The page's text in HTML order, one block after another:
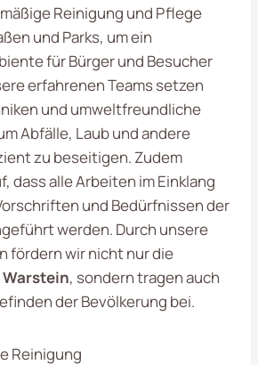
Reinigung und Pflege
und Parks, um ein
für Bürger und Besucher
erfahrenen Teams setzen
und umweltfreundliche
Abfälle, Laub und andere
zu beseitigen. Zudem
dass alle Arbeiten im Einklang
und Bedürfnissen der
werden. Durch unsere
fördern wir nicht nur die
Warstein, sondern tragen auch
der Bevölkerung bei.
Reinigung